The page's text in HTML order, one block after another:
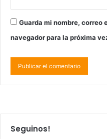
Guarda mi nombre, correo
navegador para la próxima
Seguinos!